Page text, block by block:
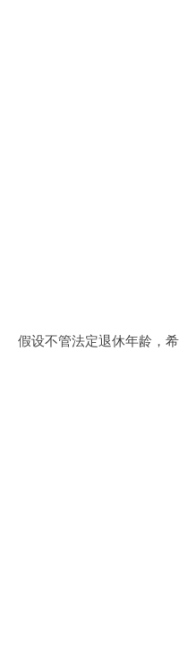
假设不管法定退休年龄，